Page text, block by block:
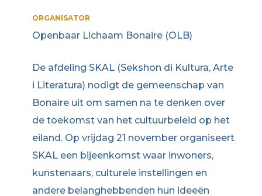
ORGANISATOR
Openbaar Lichaam Bonaire (OLB)
De afdeling SKAL (Sekshon di Kultura, Arte
i Literatura) nodigt de gemeenschap van
Bonaire uit om samen na te denken over
de toekomst van het cultuurbeleid op het
eiland. Op vrijdag 21 november organiseert
SKAL een bijeenkomst waar inwoners,
kunstenaars, culturele instellingen en
andere belanghebbenden hun ideeën